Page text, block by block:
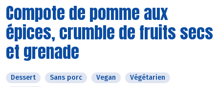
Compote de pomme aux
épices, crumble de fruits secs
et grenade
Dessert Sans porc Vegan
Végétarien